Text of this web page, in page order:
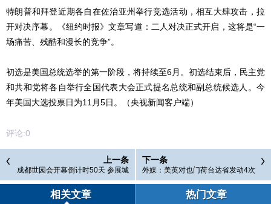
特朗普和拜登近期各自在佐治亚州举行竞选活动，相互大肆攻击，拉
开对决序幕。《纽约时报》文章写道：二人对决正式开启，这将是“一
场痛苦、残酷和漫长的竞争”。
初选是美国总统选举的第一阶段，将持续至6月。初选结束后，民主党
和共和党将各自举行全国代表大会正式提名总统和副总统候选人。今
年美国大选投票日为11月5日。（央视新闻客户端）
评论:0
上一条
成都世园会开幕倒计时50天 参展城
市实现五大洲全覆盖
下一条
外媒：美英对也门荷台达省发动4次
空袭
相关文章 热门文章